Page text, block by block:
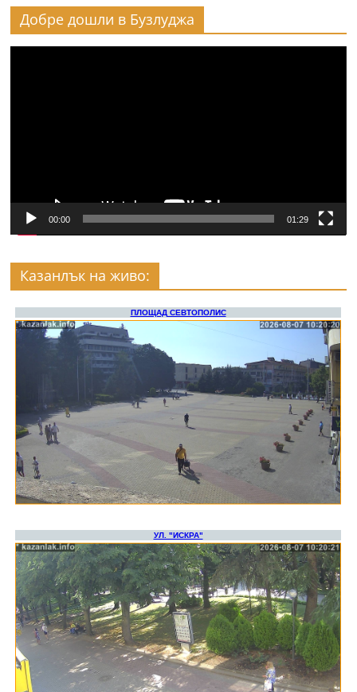
Добре дошли в Бузлуджа
00:00 01:29
Казанлък на живо: